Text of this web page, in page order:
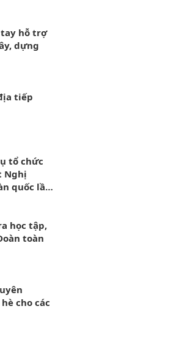
tay hỗ trợ
dựng
tiếp
tổ chức
Nghị
quốc lần
học tập,
toàn
cho các